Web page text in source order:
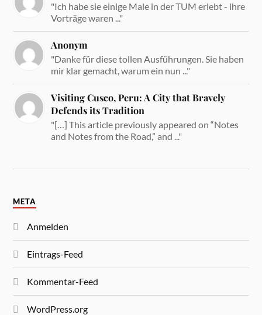
"Ich habe sie einige Male in der TUM erlebt - ihre
Vorträge waren ..."
Anonym
"Danke für diese tollen Ausführungen. Sie haben
mir klar gemacht, warum ein nun ..."
Visiting Cusco, Peru: A City that Bravely
Defends its Tradition
"[…] This article previously appeared on “Notes
and Notes from the Road,” and ..."
META
Anmelden
Eintrags-Feed
Kommentar-Feed
WordPress.org